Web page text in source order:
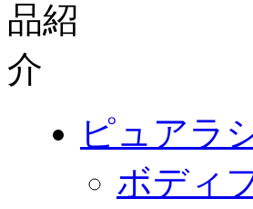
ピュアラ
ボディ